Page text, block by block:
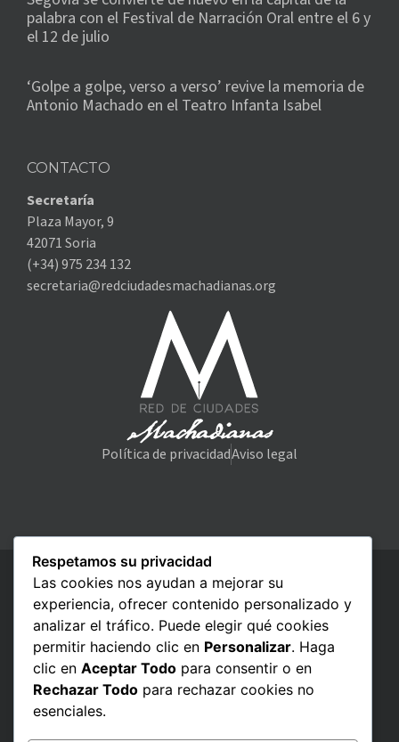
palabra con el Festival de Narración Oral entre el 6 y
el 12 de julio
‘Golpe a golpe, verso a verso’ revive la memoria de
Antonio Machado en el Teatro Infanta Isabel
CONTACTO
Secretaría
Plaza Mayor, 9
42071 Soria
(+34) 975 234 132
secretaria@redciudadesmachadianas.org
Política de privacidadAviso legal
Respetamos su privacidad
Las cookies nos ayudan a mejorar su
experiencia, ofrecer contenido personalizado y
analizar el tráfico. Puede elegir qué cookies
permitir haciendo clic en Personalizar. Haga
clic en Aceptar Todo para consentir o en
Rechazar Todo para rechazar cookies no
esenciales.